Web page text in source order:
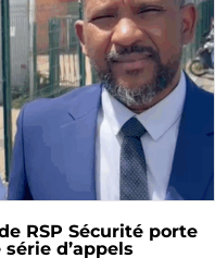
RSP Sécurité porte
d’appels